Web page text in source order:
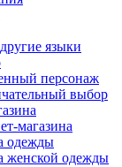
языки
персонаж
выбор
магазина
одежды
женской одежды